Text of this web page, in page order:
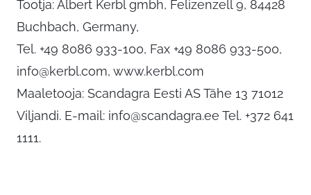
Tootja: Albert Kerbl gmbh, Felizenzell 9, 84428
Buchbach, Germany,
Tel. +49 8086 933-100, Fax +49 8086 933-500,
info@kerbl.com, www.kerbl.com
Maaletooja: Scandagra Eesti AS Tähe 13 71012
Viljandi. E-mail: info@scandagra.ee Tel. +372 641
1111.